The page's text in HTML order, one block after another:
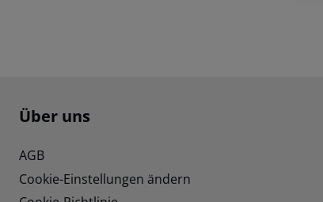
Footer navigation
Über uns
AGB
Cookie-Einstellungen ändern